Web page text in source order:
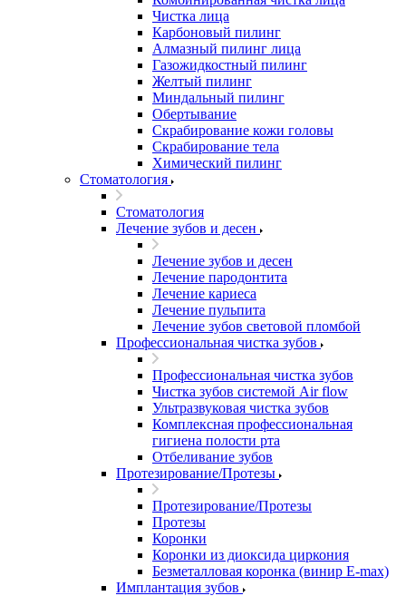
Чистка лица
Карбоновый пилинг
Алмазный пилинг лица
Газожидкостный пилинг
Желтый пилинг
Миндальный пилинг
Обертывание
Скрабирование кожи головы
Скрабирование тела
Химический пилинг
Стоматология
Стоматология
Лечение зубов и десен
Лечение зубов и десен
Лечение пародонтита
Лечение кариеса
Лечение пульпита
Лечение зубов световой пломбой
Профессиональная чистка зубов
Профессиональная чистка зубов
Чистка зубов системой Air flow
Ультразвуковая чистка зубов
Комплексная профессиональная
гигиена полости рта
Отбеливание зубов
Протезирование/Протезы
Протезирование/Протезы
Протезы
Коронки
Коронки из диоксида циркония
Безметалловая коронка (винир E-max)
Имплантация зубов